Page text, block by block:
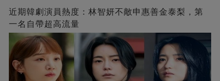
近期韓劇演員熱度：林智妍不敵申惠善金泰梨，第
一名自帶超高流量